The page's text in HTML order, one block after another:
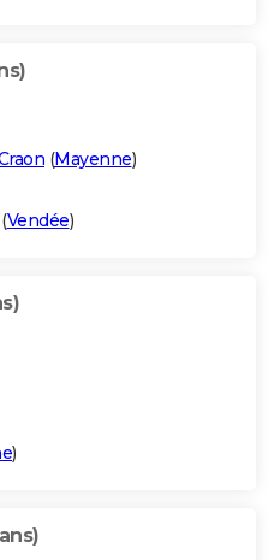
(Mayenne)
(Vendée)
)